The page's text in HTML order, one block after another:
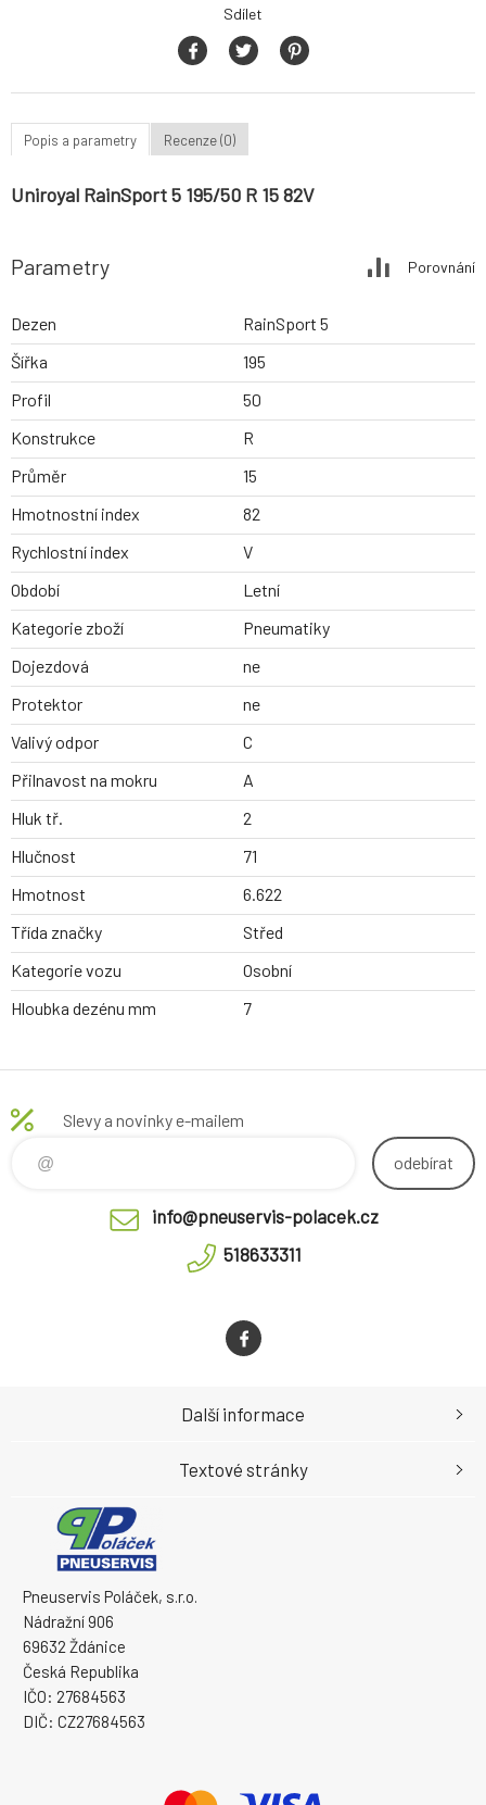
Sdílet
Popis a parametry Recenze (0)
Uniroyal RainSport 5 195/50 R 15 82V
Parametry Porovnání
Dezen
RainSport 5
Šířka
195
Profil
50
Konstrukce
R
Průměr
15
Hmotnostní index
82
Rychlostní index
V
Období
Letní
Kategorie zboží
Pneumatiky
Dojezdová
ne
Protektor
ne
Valivý odpor
C
Přilnavost na mokru
A
Hluk tř.
2
Hlučnost
71
Hmotnost
6.622
Třída značky
Střed
Kategorie vozu
Osobní
Hloubka dezénu mm
7
Slevy a novinky e-mailem
odebírat
info@pneuservis-polacek.cz
518633311
Pneuservis Poláček, s.r.o.
Nádražní 906
69632 Ždánice
Česká Republika
IČO: 27684563
DIČ: CZ27684563
Další informace
Textové stránky